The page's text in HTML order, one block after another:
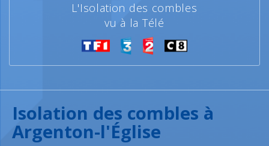
L'Isolation des combles
vu à la Télé
Isolation des combles à
Argenton-l'Église